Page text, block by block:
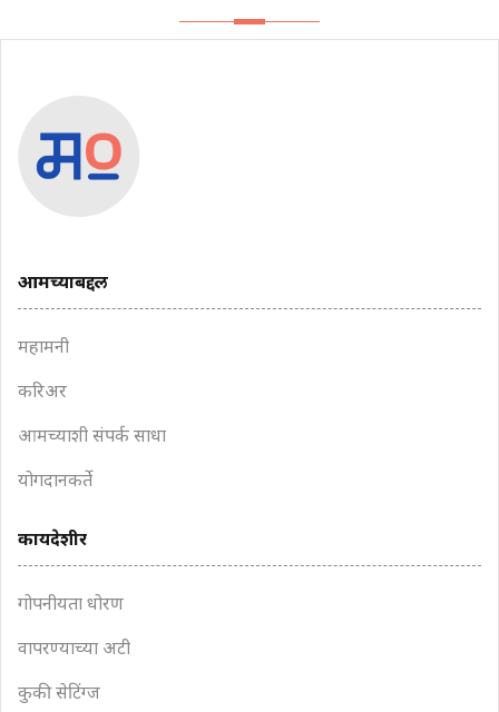
आमच्याबद्दल
महामनी
करिअर
आमच्याशी संपर्क साधा
योगदानकर्ते
कायदेशीर
गोपनीयता धोरण
वापरण्याच्या अटी
कुकी सेटिंग्ज